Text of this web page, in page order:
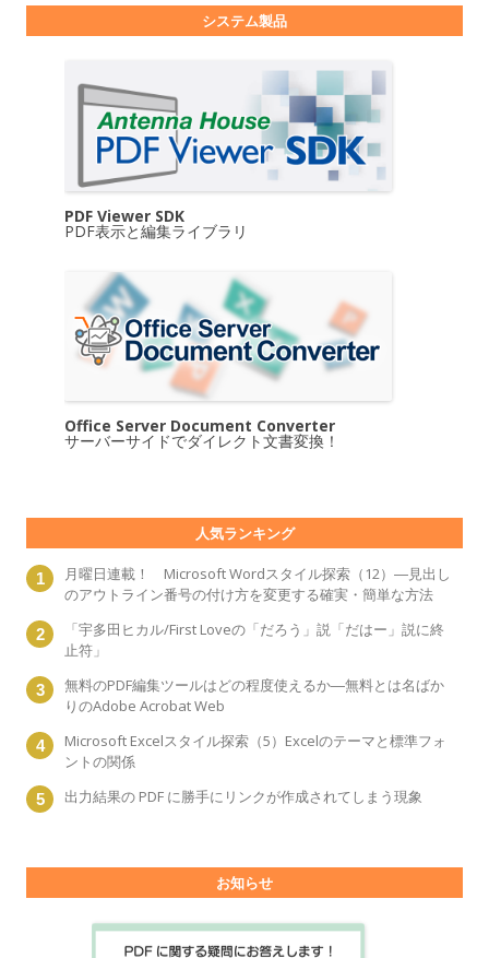
システム製品
PDF Viewer SDK
PDF表示と編集ライブラリ
Office Server Document Converter
サーバーサイドでダイレクト文書変換！
人気ランキング
月曜日連載！ Microsoft Wordスタイル探索（12）―見出し
のアウトライン番号の付け方を変更する確実・簡単な方法
「宇多田ヒカル/First Loveの「だろう」説「だはー」説に終
止符」
無料のPDF編集ツールはどの程度使えるか―無料とは名ばか
りのAdobe Acrobat Web
Microsoft Excelスタイル探索（5）Excelのテーマと標準フォ
ントの関係
出力結果の PDF に勝手にリンクが作成されてしまう現象
お知らせ